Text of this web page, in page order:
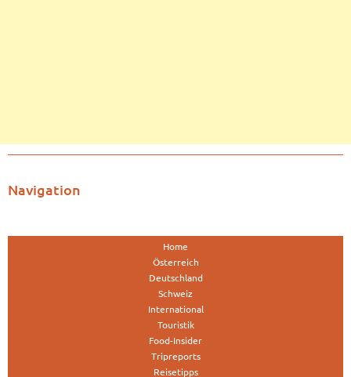
Navigation
Home
Österreich
Deutschland
Schweiz
International
Touristik
Food-Insider
Tripreports
Reisetipps